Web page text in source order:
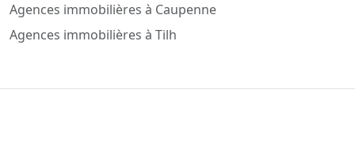
Agences immobilières à Caupenne
Agences immobilières à Tilh